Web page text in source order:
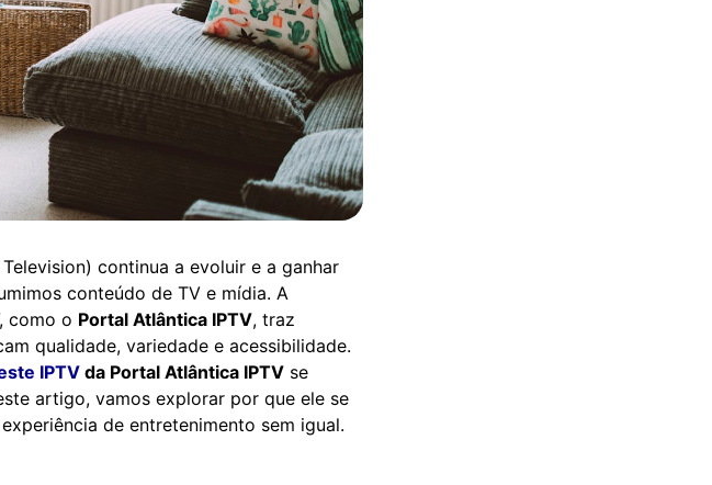
continua a evoluir e a ganhar
conteúdo de TV e mídia. A
como o Portal Atlântica IPTV, traz
qualidade, variedade e acessibilidade.
IPTVda Portal Atlântica IPTV se
artigo, vamos explorar por que ele se
de entretenimento sem igual.